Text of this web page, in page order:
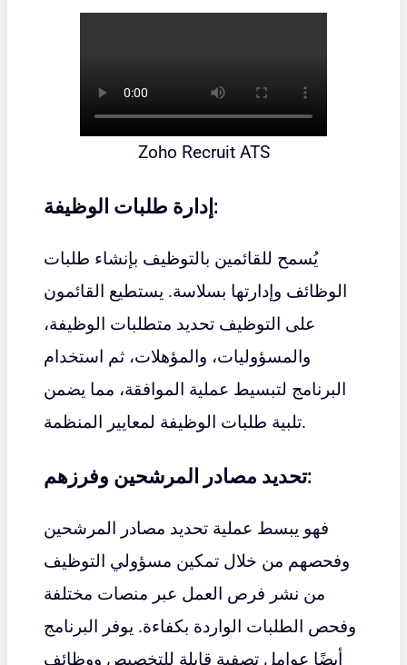
Zoho Recruit ATS
إدارة طلبات الوظيفة:
يُسمح للقائمين بالتوظيف بإنشاء طلبات
الوظائف وإدارتها بسلاسة. يستطيع القائمون
على التوظيف تحديد متطلبات الوظيفة،
والمسؤوليات، والمؤهلات، ثم استخدام
البرنامج لتبسيط عملية الموافقة، مما يضمن
تلبية طلبات الوظيفة لمعايير المنظمة.
تحديد مصادر المرشحين وفرزهم:
فهو يبسط عملية تحديد مصادر المرشحين
وفحصهم من خلال تمكين مسؤولي التوظيف
من نشر فرص العمل عبر منصات مختلفة
وفحص الطلبات الواردة بكفاءة. يوفر البرنامج
أيضًا عوامل تصفية قابلة للتخصيص ووظائف